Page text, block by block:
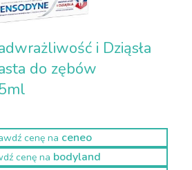
i Dziąsła
do zębów
cenę na ceneo
cenę na bodyland